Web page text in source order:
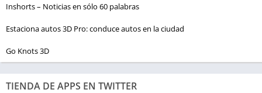
Inshorts – Noticias en sólo 60 palabras
Estaciona autos 3D Pro: conduce autos en la ciudad
Go Knots 3D
TIENDA DE APPS EN TWITTER